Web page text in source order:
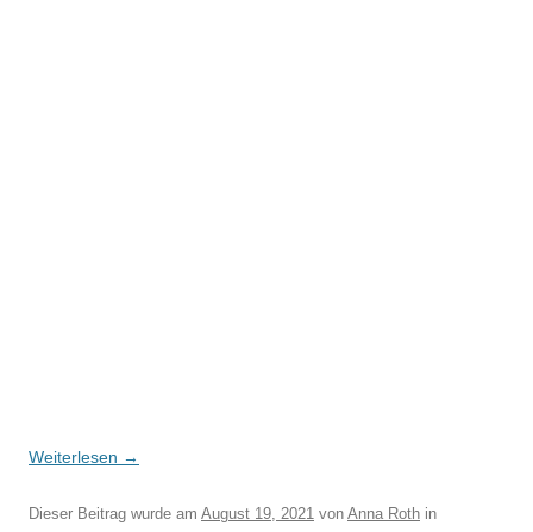
Weiterlesen →
Dieser Beitrag wurde am August 19, 2021 von Anna Roth in